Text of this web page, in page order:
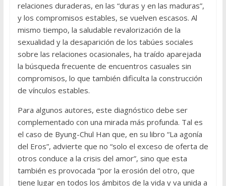
relaciones duraderas, en las “duras y en las maduras”,
y los compromisos estables, se vuelven escasos. Al
mismo tiempo, la saludable revalorización de la
sexualidad y la desaparición de los tabúes sociales
sobre las relaciones ocasionales, ha traído aparejada
la búsqueda frecuente de encuentros casuales sin
compromisos, lo que también dificulta la construcción
de vínculos estables.
Para algunos autores, este diagnóstico debe ser
complementado con una mirada más profunda. Tal es
el caso de Byung-Chul Han que, en su libro “La agonía
del Eros”, advierte que no “solo el exceso de oferta de
otros conduce a la crisis del amor”, sino que esta
también es provocada “por la erosión del otro, que
tiene lugar en todos los ámbitos de la vida y va unida a